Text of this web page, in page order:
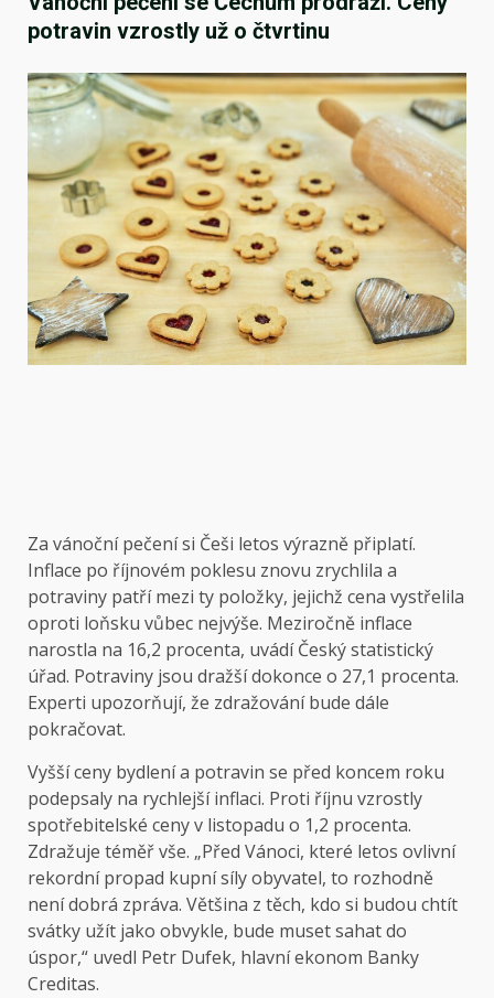
potravin vzrostly už o čtvrtinu
Za vánoční pečení si Češi letos výrazně připlatí.
Inflace po říjnovém poklesu znovu zrychlila a
potraviny patří mezi ty položky, jejichž cena vystřelila
oproti loňsku vůbec nejvýše. Meziročně inflace
narostla na 16,2 procenta, uvádí Český statistický
úřad. Potraviny jsou dražší dokonce o 27,1 procenta.
Experti upozorňují, že zdražování bude dále
pokračovat.
Vyšší ceny bydlení a potravin se před koncem roku
podepsaly na rychlejší inflaci. Proti říjnu vzrostly
spotřebitelské ceny v listopadu o 1,2 procenta.
Zdražuje téměř vše. „Před Vánoci, které letos ovlivní
rekordní propad kupní síly obyvatel, to rozhodně
není dobrá zpráva. Většina z těch, kdo si budou chtít
svátky užít jako obvykle, bude muset sahat do
úspor,“ uvedl Petr Dufek, hlavní ekonom Banky
Creditas.